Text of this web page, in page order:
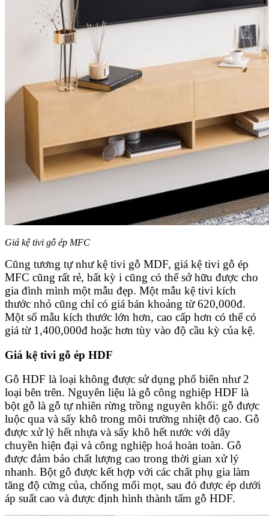
Giá kệ tivi gỗ ép MFC
Cũng tương tự như kệ tivi gỗ MDF, giá kệ tivi gỗ ép
MFC cũng rất rẻ, bất kỳ i cũng có thể sở hữu được cho
gia đình mình một mẫu đẹp. Một mẫu kệ tivi kích
thước nhỏ cũng chỉ có giá bán khoảng từ 620,000đ.
Một số mẫu kích thước lớn hơn, cao cấp hơn có thể có
giá từ 1,400,000đ hoặc hơn tùy vào độ cầu kỳ của kệ.
Giá kệ tivi gỗ ép HDF
Gỗ HDF là loại không được sử dụng phổ biến như 2
loại bên trên. Nguyên liệu là gỗ công nghiệp HDF là
bột gỗ là gỗ tự nhiên rừng trồng nguyên khối: gỗ được
luộc qua và sấy khô trong môi trường nhiệt độ cao. Gỗ
được xử lý hết nhựa và sấy khô hết nước với dây
chuyền hiện đại và công nghiệp hoá hoàn toàn. Gỗ
được đảm bảo chất lượng cao trong thời gian xử lý
nhanh. Bột gỗ được kết hợp với các chất phụ gia làm
tăng độ cứng của, chống mối mọt, sau đó được ép dưới
áp suất cao và được định hình thành tấm gỗ HDF.